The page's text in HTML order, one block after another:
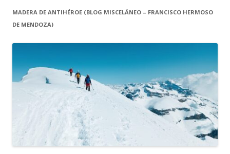
MADERA DE ANTIHÉROE (BLOG MISCELÁNEO – FRANCISCO HERMOSO
DE MENDOZA)